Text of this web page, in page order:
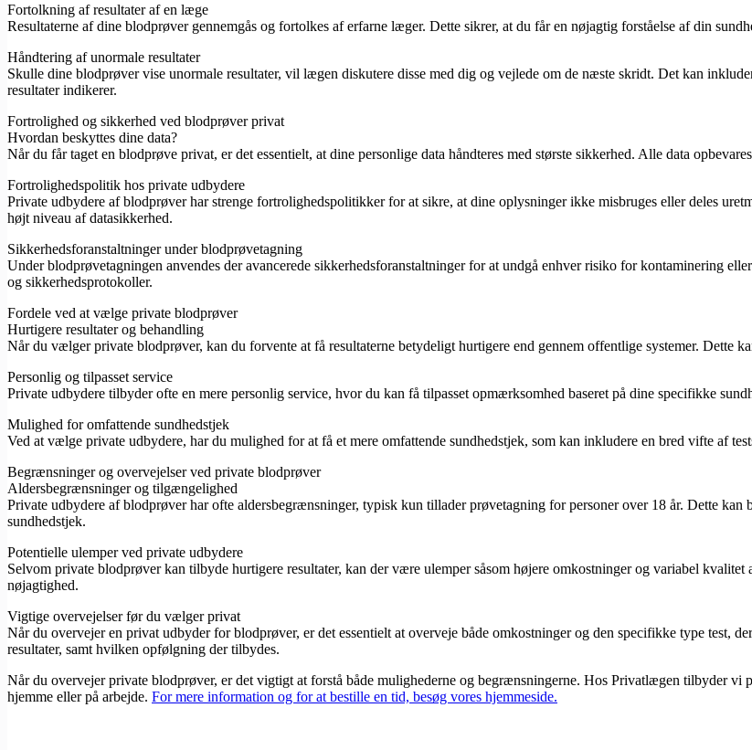
Fortolkning af resultater af en læge
Resultaterne af dine blodprøver gennemgås og fortolkes af erfarne læger. Dette sikrer, at du får en nøjagtig forståelse af din
Håndtering af unormale resultater
Skulle dine blodprøver vise unormale resultater, vil lægen diskutere disse med dig og vejlede om de næste skridt. Det kan
resultater indikerer.
Fortrolighed og sikkerhed ved blodprøver privat
Hvordan beskyttes dine data?
Når du får taget en blodprøve privat, er det essentielt, at dine personlige data håndteres med største sikkerhed. Alle data
Fortrolighedspolitik hos private udbydere
Private udbydere af blodprøver har strenge fortrolighedspolitikker for at sikre, at dine oplysninger ikke misbruges eller deles
højt niveau af datasikkerhed.
Sikkerhedsforanstaltninger under blodprøvetagning
Under blodprøvetagningen anvendes der avancerede sikkerhedsforanstaltninger for at undgå enhver risiko for kontaminering
og sikkerhedsprotokoller.
Fordele ved at vælge private blodprøver
Hurtigere resultater og behandling
Når du vælger private blodprøver, kan du forvente at få resultaterne betydeligt hurtigere end gennem offentlige systemer. Dette
Personlig og tilpasset service
Private udbydere tilbyder ofte en mere personlig service, hvor du kan få tilpasset opmærksomhed baseret på dine specifikke
Mulighed for omfattende sundhedstjek
Ved at vælge private udbydere, har du mulighed for at få et mere omfattende sundhedstjek, som kan inkludere en bred vifte af
Begrænsninger og overvejelser ved private blodprøver
Aldersbegrænsninger og tilgængelighed
Private udbydere af blodprøver har ofte aldersbegrænsninger, typisk kun tillader prøvetagning for personer over 18 år. Dette
sundhedstjek.
Potentielle ulemper ved private udbydere
Selvom private blodprøver kan tilbyde hurtigere resultater, kan der være ulemper såsom højere omkostninger og variabel
nøjagtighed.
Vigtige overvejelser før du vælger privat
Når du overvejer en privat udbyder for blodprøver, er det essentielt at overveje både omkostninger og den specifikke type test,
resultater, samt hvilken opfølgning der tilbydes.
Når du overvejer private blodprøver, er det vigtigt at forstå både mulighederne og begrænsningerne. Hos Privatlægen tilbyder
hjemme eller på arbejde. For mere information og for at bestille en tid, besøg vores hjemmeside.